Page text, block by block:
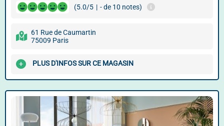
(5.0/5 | - de 10 notes)
61 Rue de Caumartin
75009 Paris
PLUS D'INFOS SUR CE MAGASIN